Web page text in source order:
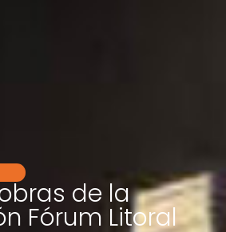
de la
Fórum Litoral